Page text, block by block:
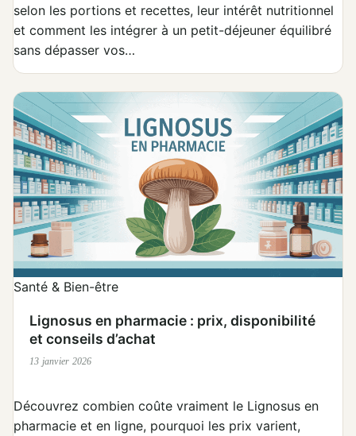
selon les portions et recettes, leur intérêt nutritionnel
et comment les intégrer à un petit-déjeuner équilibré
sans dépasser vos…
Santé & Bien-être
Lignosus en pharmacie : prix, disponibilité
et conseils d’achat
13 janvier 2026
Découvrez combien coûte vraiment le Lignosus en
pharmacie et en ligne, pourquoi les prix varient,